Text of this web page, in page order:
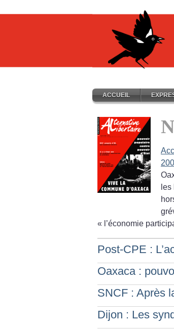
ACCUEIL
les
« l’économie
Post-CPE :
Oaxaca :
SNCF : Après
Dijon : Les